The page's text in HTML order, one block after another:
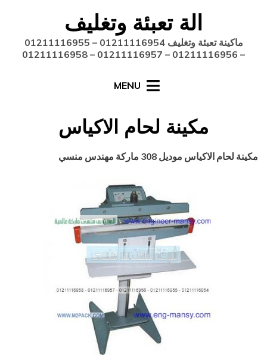
content
الة تعبئة وتغليف
ماكينة تعبئة وتغليف 01211116954 – 01211116955
– 01211116956 – 01211116957 – 01211116958
MENU
مكينة لحام الاكياس
on
مكينة لحام الاكياس موديل 308 ماركة مهندس منسي